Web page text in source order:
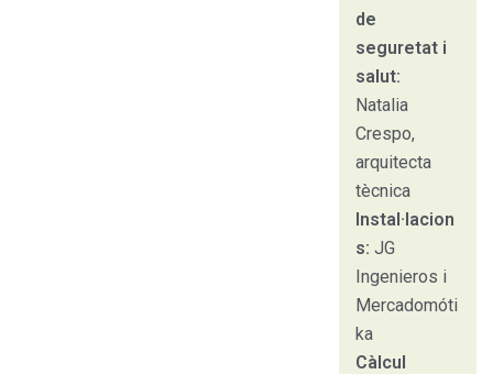
de
seguretat i
salut:
Natalia
Crespo,
arquitecta
tècnica
Instal·lacion
s: JG
Ingenieros i
Mercadomóti
ka
Càlcul